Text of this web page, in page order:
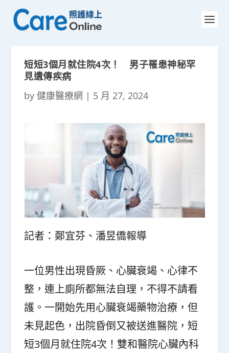
短短3個月就住院4次！ 男子罹患神秘罕
見遺傳疾病
by健康醫療網 | 5 月 27, 2024
記者：鄭宜芬、潘昱僑報導
一位男性出現昏厥、心臟衰竭、心律不
整，連上廁所都無法自理，不得不請看
護。一開始先用心臟衰竭藥物治療，但
未見起色，出院昏倒又被送進醫院，短
短3個月就住院4次！雙和醫院心臟內科